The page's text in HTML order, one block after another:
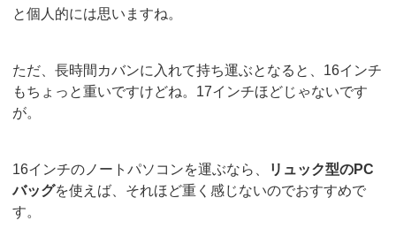
と個人的には思いますね。
ただ、長時間カバンに入れて持ち運ぶとなると、16インチ
もちょっと重いですけどね。17インチほどじゃないです
が。
16インチのノートパソコンを運ぶなら、
リュック型のPC
バッグを使えば、それほど重く感じないのでおすすめで
す。